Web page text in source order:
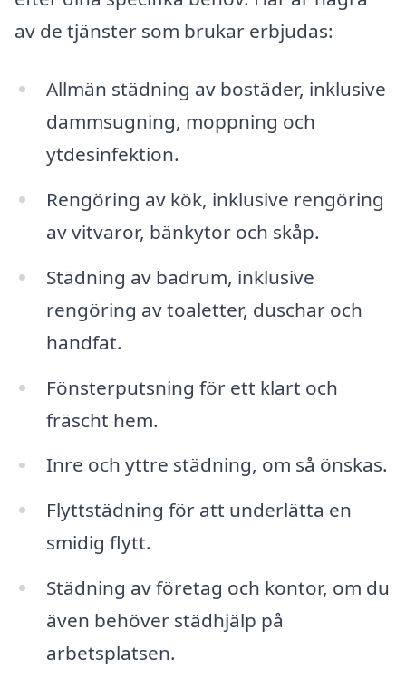
av de tjänster som brukar erbjudas:
Allmän städning av bostäder, inklusive
dammsugning, moppning och
ytdesinfektion.
Rengöring av kök, inklusive rengöring
av vitvaror, bänkytor och skåp.
Städning av badrum, inklusive
rengöring av toaletter, duschar och
handfat.
Fönsterputsning för ett klart och
fräscht hem.
Inre och yttre städning, om så önskas.
Flyttstädning för att underlätta en
smidig flytt.
Städning av företag och kontor, om du
även behöver städhjälp på
arbetsplatsen.